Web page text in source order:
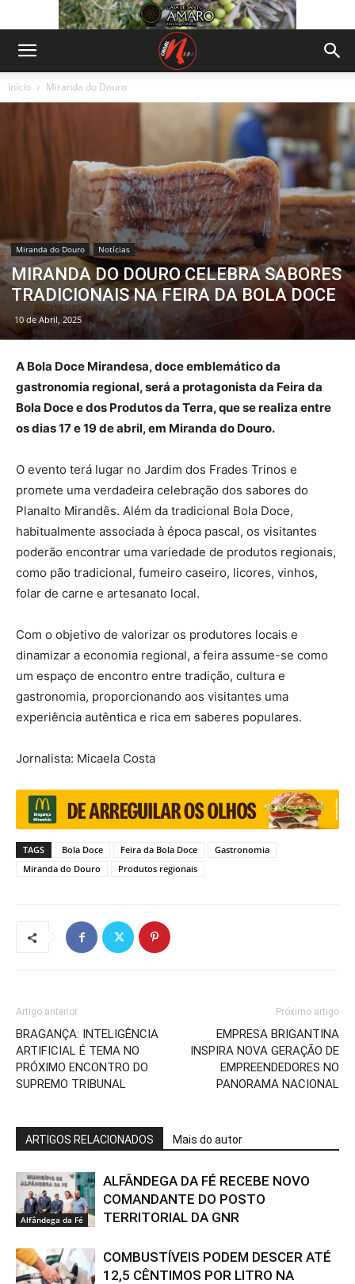
Início Miranda do Douro
Miranda do Douro Notícias
MIRANDA DO DOURO CELEBRA SABORES
TRADICIONAIS NA FEIRA DA BOLA DOCE
10 de Abril, 2025
A Bola Doce Mirandesa, doce emblemático da
gastronomia regional, será a protagonista da Feira da
Bola Doce e dos Produtos da Terra, que se realiza entre
os dias 17 e 19 de abril, em Miranda do Douro.
O evento terá lugar no Jardim dos Frades Trinos e
promete uma verdadeira celebração dos sabores do
Planalto Mirandês. Além da tradicional Bola Doce,
habitualmente associada à época pascal, os visitantes
poderão encontrar uma variedade de produtos regionais,
como pão tradicional, fumeiro caseiro, licores, vinhos,
folar de carne e artesanato local.
Com o objetivo de valorizar os produtores locais e
dinamizar a economia regional, a feira assume-se como
um espaço de encontro entre tradição, cultura e
gastronomia, proporcionando aos visitantes uma
experiência autêntica e rica em saberes populares.
Jornalista: Micaela Costa
TAGS Bola Doce Feira da Bola Doce
Gastronomia
Miranda do Douro
Produtos regionais
Artigo anterior
BRAGANÇA: INTELIGÊNCIA
ARTIFICIAL É TEMA NO
PRÓXIMO ENCONTRO DO
SUPREMO TRIBUNAL
Próximo artigo
EMPRESA BRIGANTINA
INSPIRA NOVA GERAÇÃO DE
EMPREENDEDORES NO
PANORAMA NACIONAL
ARTIGOS RELACIONADOS Mais do autor
Alfândega da Fé
ALFÂNDEGA DA FÉ RECEBE NOVO
COMANDANTE DO POSTO
TERRITORIAL DA GNR
COMBUSTÍVEIS PODEM DESCER ATÉ
12,5 CÊNTIMOS POR LITRO NA